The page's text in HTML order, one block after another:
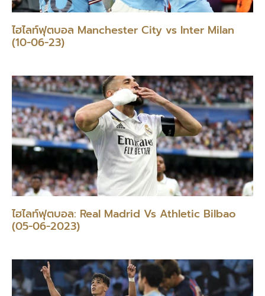
ไฮไลท์ฟุตบอล Manchester City vs Inter Milan
(10-06-23)
ไฮไลท์ฟุตบอล: Real Madrid Vs Athletic Bilbao
(05-06-2023)